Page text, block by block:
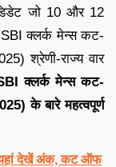
जो 10 और 12
SBI क्लर्क मेन्स कट-
श्रेणी-राज्य वार
क्लर्क मेन्स कट-
के बारे महत्वपूर्ण
देखें अंक, कट ऑफ